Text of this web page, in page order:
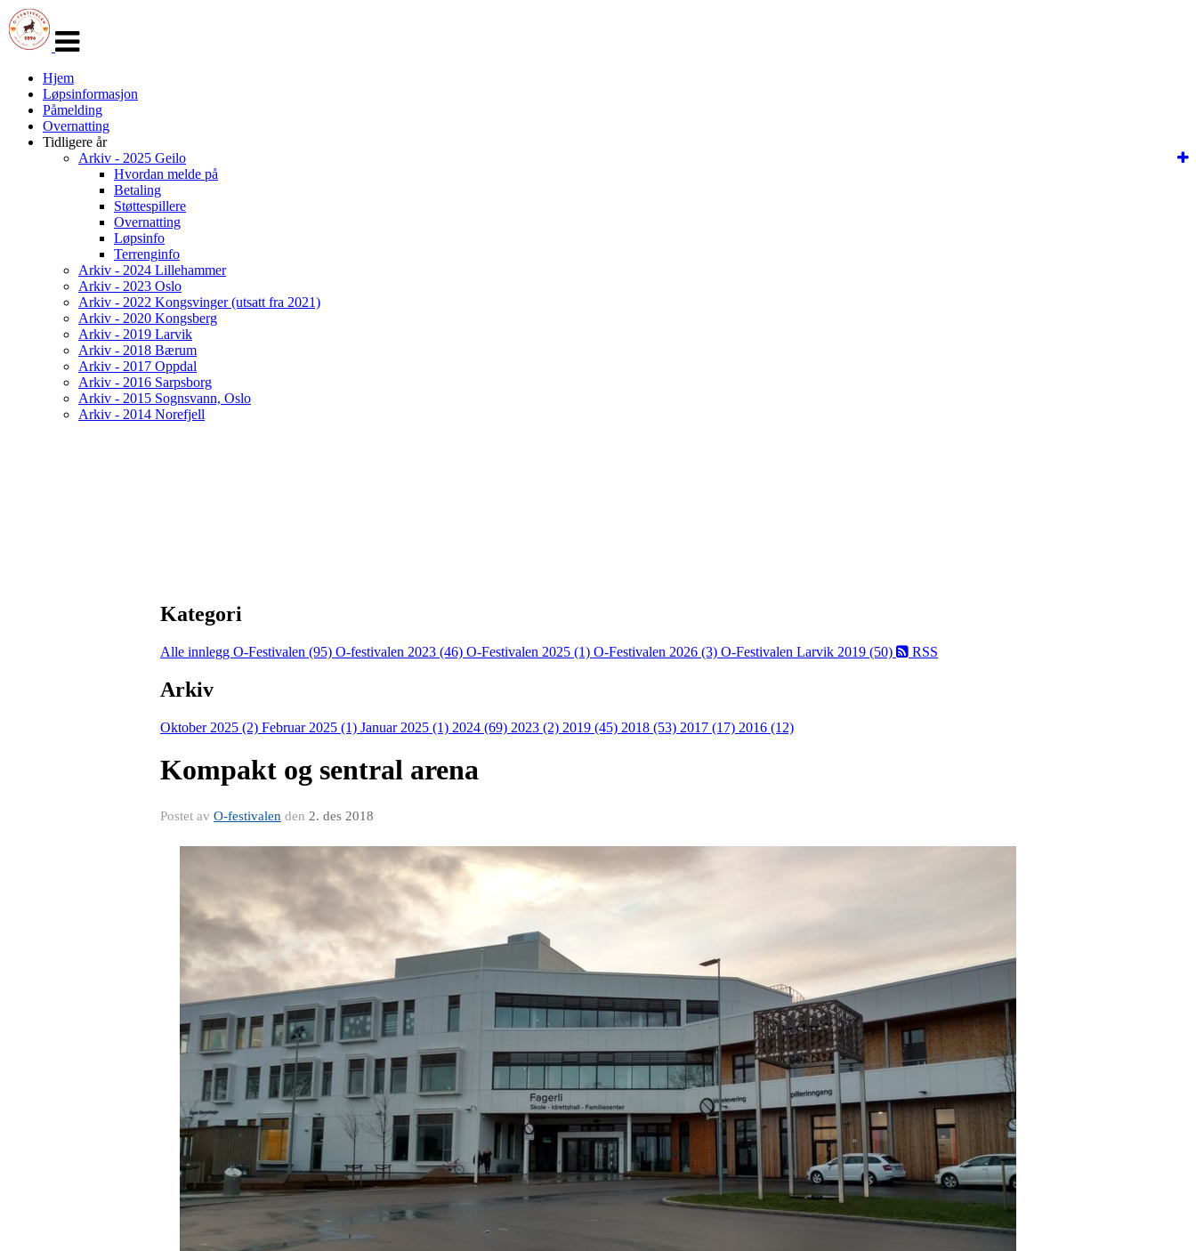
navigasjon
Hjem
Løpsinformasjon
Påmelding
Overnatting
Tidligere år
Arkiv - 2025 Geilo
Hvordan melde på
Betaling
Støttespillere
Overnatting
Løpsinfo
Terrenginfo
Arkiv - 2024 Lillehammer
Arkiv - 2023 Oslo
Arkiv - 2022 Kongsvinger (utsatt fra 2021)
Arkiv - 2020 Kongsberg
Arkiv - 2019 Larvik
Arkiv - 2018 Bærum
Arkiv - 2017 Oppdal
Arkiv - 2016 Sarpsborg
Arkiv - 2015 Sognsvann, Oslo
Arkiv - 2014 Norefjell
Kategori
Alle innlegg O-Festivalen (95) O-festivalen 2023 (46) O-Festivalen 2025 (1) O-Festivalen 2026 (3) O-Festivalen Larvik 2019 (50) RSS
Arkiv
Oktober 2025 (2) Februar 2025 (1) Januar 2025 (1) 2024 (69) 2023 (2) 2019 (45) 2018 (53) 2017 (17) 2016 (12)
Kompakt og sentral arena
Postet av O-festivalen den 2. des 2018